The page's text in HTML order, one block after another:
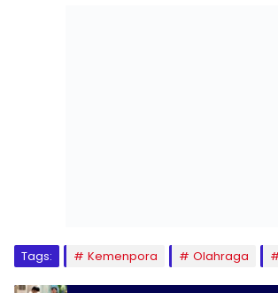
Tags: Kemenpora Olahraga